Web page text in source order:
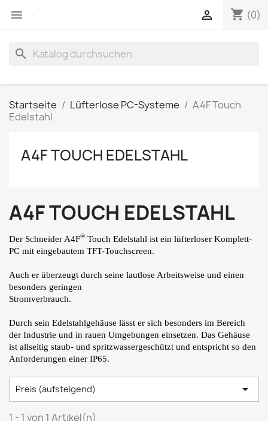
 shopping_cart (0)

search
Startseite Lüfterlose PC-Systeme
A4F Touch
Edelstahl
A4F TOUCH EDELSTAHL
A4F TOUCH EDELSTAHL
Der Schneider A4F® Touch Edelstahl ist ein lüfterloser Komplett-
PC mit eingebautem TFT-Touchscreen.
Auch er überzeugt durch seine lautlose Arbeitsweise und einen
besonders geringen
Stromverbrauch.
Durch sein Edelstahlgehäuse lässt er sich besonders im Bereich
der Industrie und in rauen Umgebungen einsetzen. Das Gehäuse
ist allseitig staub- und spritzwassergeschützt und entspricht so den
Anforderungen einer IP65.
Preis (aufsteigend) 
1 - 1 von 1 Artikel(n)